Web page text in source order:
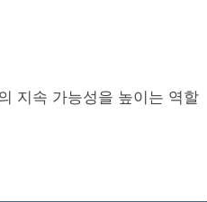
지속 가능성을 높이는 역할